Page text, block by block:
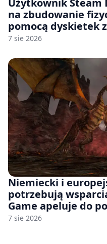
Użytkownik Steam
na zbudowanie
pomocą dyskietek
7 sie 2026
Niemiecki i
potrzebują
Game apeluje do
7 sie 2026